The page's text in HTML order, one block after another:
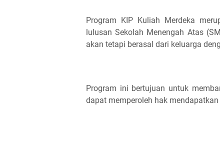
Program KIP Kuliah Merdeka
lulusan Sekolah Menengah Atas
akan tetapi berasal dari keluarga
Program ini bertujuan untuk
dapat memperoleh hak